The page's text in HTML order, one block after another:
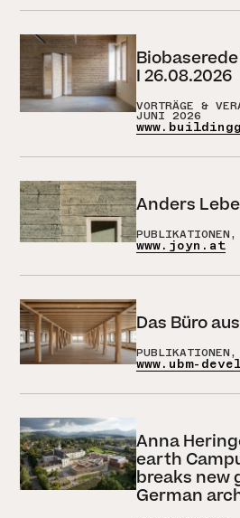
I 26.08.2026
VORTRÄGE &
JUNI 2026
Anders
www.joyn.at
Das Büro
www.ubm-
Anna
earth
breaks new
German